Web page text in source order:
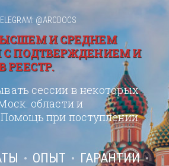
@ARCDOCS
И СРЕДНЕМ
С ПОДТВЕРЖДЕНИЕМ И
РЕЕСТР.
сессии в некоторых
области и
при поступлении.
ОПЫТ
ГАРАНТИИ